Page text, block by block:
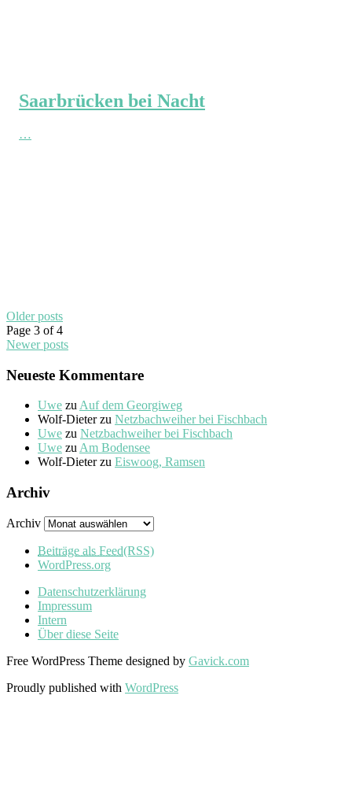
Saarbrücken bei Nacht
…
Older posts
Page 3 of 4
Newer posts
Neueste Kommentare
Uwe zu Auf dem Georgiweg
Wolf-Dieterzu Netzbachweiher bei Fischbach
Uwe zu Netzbachweiher bei Fischbach
Uwe zu Am Bodensee
Wolf-Dieterzu Eiswoog, Ramsen
Archiv
Archiv
Beiträge als Feed(RSS)
WordPress.org
Datenschutzerklärung
Impressum
Intern
Über diese Seite
Free WordPress Theme designed by Gavick.com
Proudly published with WordPress